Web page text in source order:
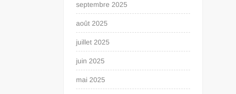
septembre 2025
août 2025
juillet 2025
juin 2025
mai 2025